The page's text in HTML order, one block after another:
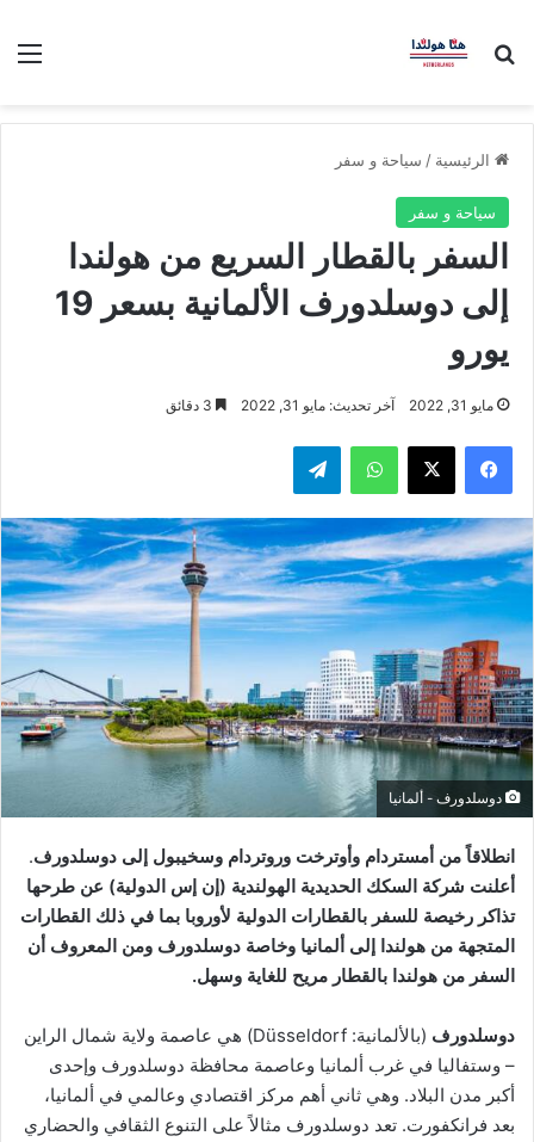
بحث عن
الرئيسية / سياحة و سفر
سياحة و سفر
السفر بالقطار السريع من هولندا
إلى دوسلدورف الألمانية بسعر 19
يورو
مايو 31, 2022 آخر تحديث: مايو 31, 2022
فيسبوك ‫X واتساب تيلقرام
دوسلدورف - ألمانيا
انطلاقاً من أمستردام وأوترخت وروتردام وسخيبول إلى دوسلدورف.
أعلنت شركة السكك الحديدية الهولندية (إن إس الدولية) عن طرحها
تذاكر رخيصة للسفر بالقطارات الدولية لأوروبا بما في ذلك القطارات
المتجهة من هولندا إلى ألمانيا وخاصة دوسلدورف ومن المعروف أن
السفر من هولندا بالقطار مريح للغاية وسهل.
دوسلدورف
(بالألمانية: Düsseldorf) هي عاصمة ولاية شمال الراين
– وستفاليا في غرب ألمانيا وعاصمة محافظة دوسلدورف وإحدى
أكبر مدن البلاد. وهي ثاني أهم مركز اقتصادي وعالمي في ألمانيا،
بعد فرانكفورت. تعد دوسلدورف مثالاً على التنوع الثقافي والحضاري